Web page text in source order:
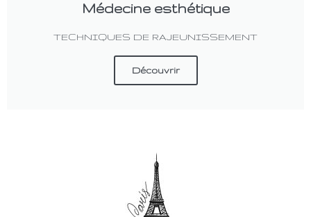
Médecine esthétique
TECHNIQUES DE RAJEUNISSEMENT
Découvrir